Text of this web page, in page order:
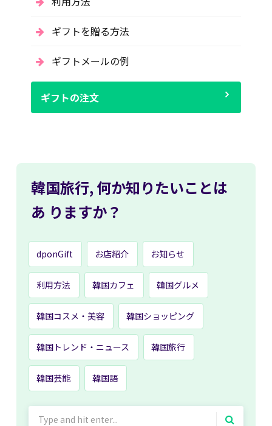
ギフトを贈る方法
ギフトメールの例
ギフトの注文
韓国旅行, 何か知りたいことは
あ りますか？
dponGift お店紹介 お知らせ
利用方法 韓国カフェ 韓国グルメ
韓国コスメ・美容 韓国ショッピング
韓国トレンド・ニュース 韓国旅行
韓国芸能 韓国語